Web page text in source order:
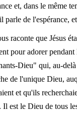
et, dans le même
parle de l'espérance,
raconte que Jésus
pour adorer
Dieu" qui, au-
de l'unique Dieu,
et qu'ils
Il est le Dieu de tous